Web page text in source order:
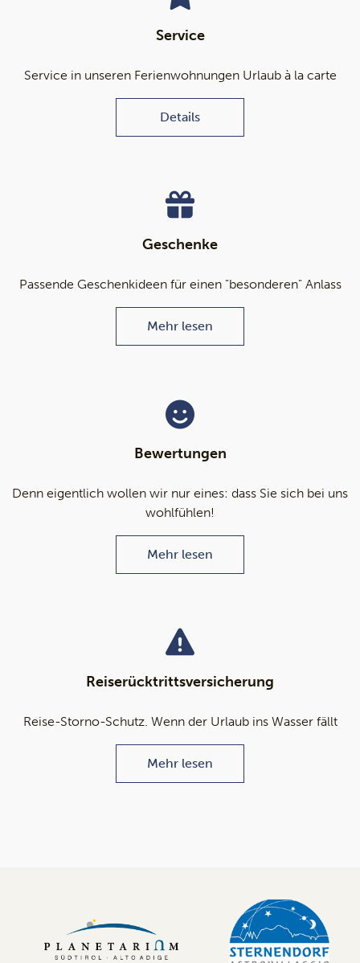
Service
Service in unseren Ferienwohnungen Urlaub à la carte
Details
Geschenke
Passende Geschenkideen für einen "besonderen" Anlass
Mehr lesen
Bewertungen
Denn eigentlich wollen wir nur eines: dass Sie sich bei uns
wohlfühlen!
Mehr lesen
Reiserücktrittsversicherung
Reise-Storno-Schutz. Wenn der Urlaub ins Wasser fällt
Mehr lesen